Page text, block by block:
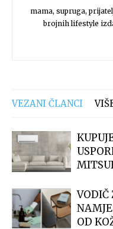
mama, supruga,
brojnih lifestyle
VEZANI ČLANCI
VODIČ
OD